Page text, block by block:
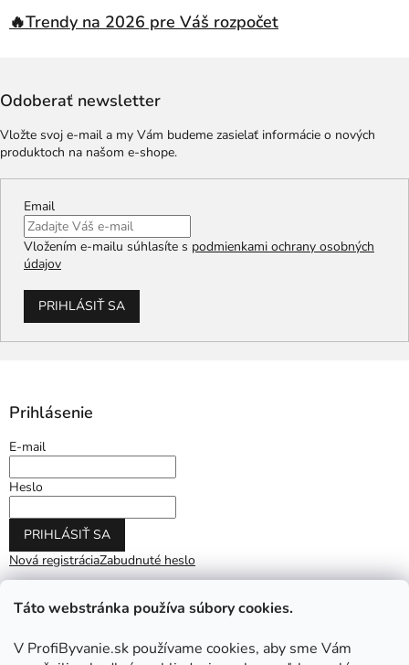
Táto webstránka používa súbory cookies.
V ProfiByvanie.sk používame cookies, aby sme Vám
🔥Trendy na 2026 pre Váš rozpočet
Odoberať newsletter
Vložte svoj e-mail a my Vám budeme zasielať informácie o nových
produktoch na našom e-shope.
Email
Vložením e-mailu súhlasíte s podmienkami ochrany osobných
údajov
PRIHLÁSIŤ SA
Prihlásenie
E-mail
Heslo
PRIHLÁSIŤ SA
Nová registráciaZabudnuté heslo